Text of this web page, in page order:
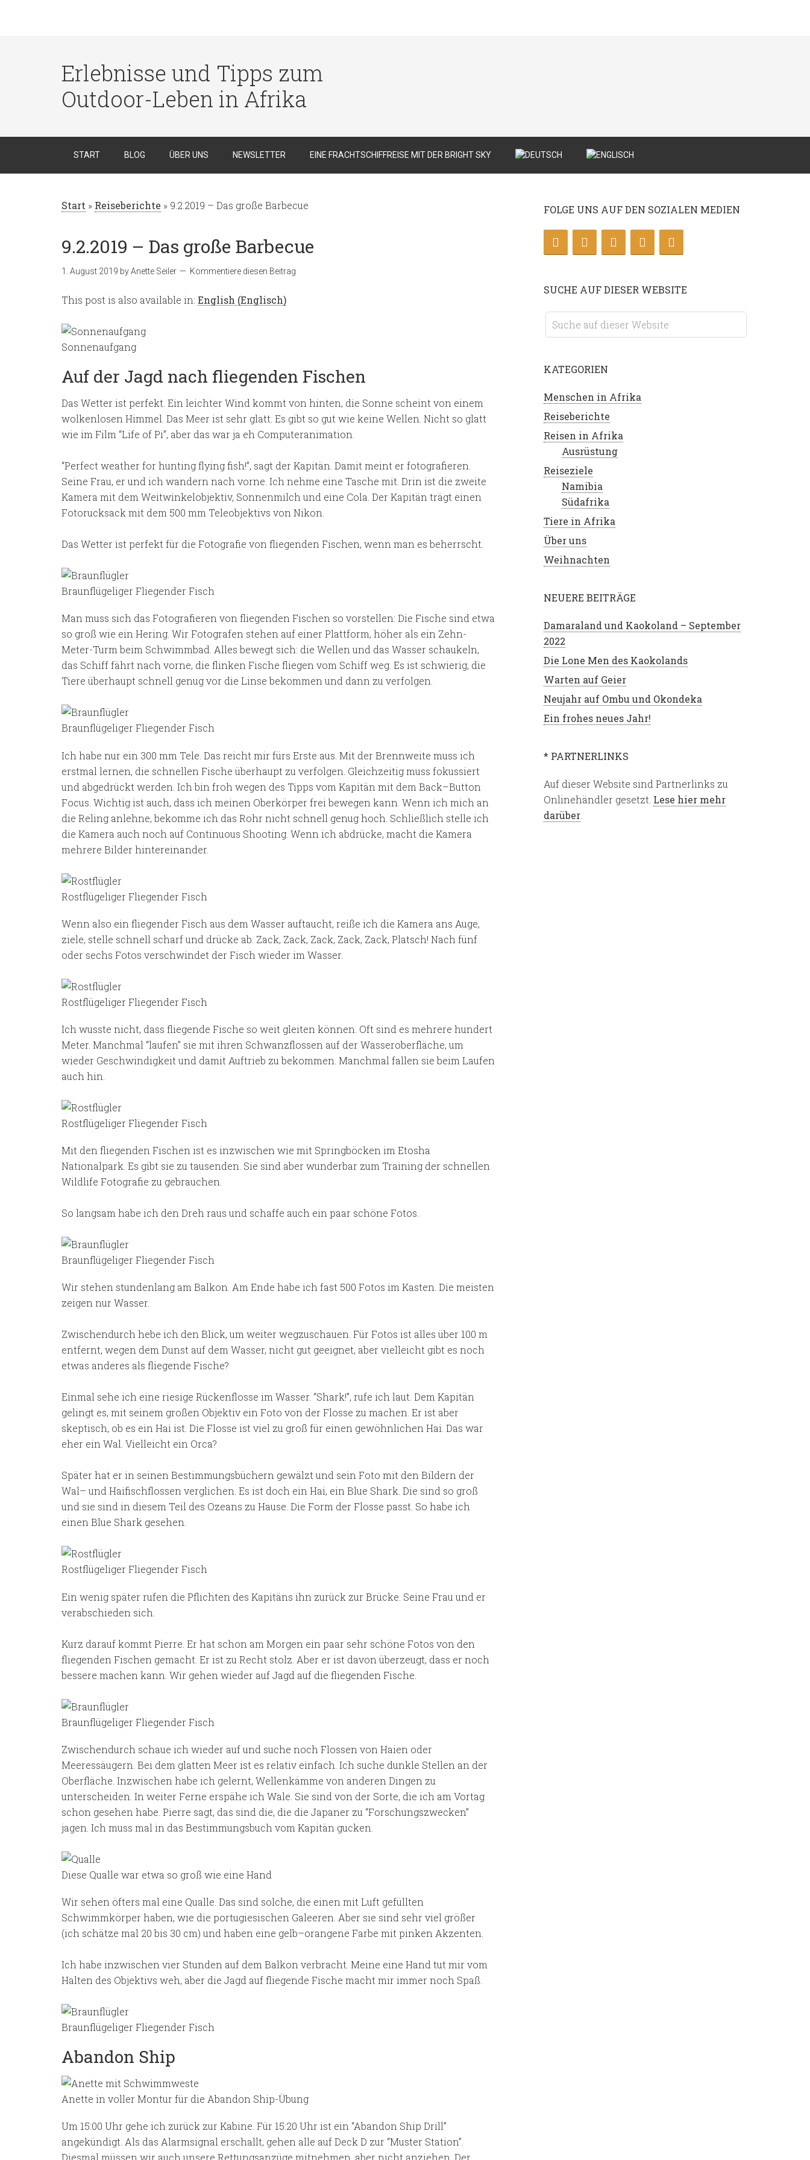
Erlebnisse und Tipps zum
Outdoor-Leben in Afrika
START BLOG ÜBER UNS NEWSLETTER EINE FRACHTSCHIFFREISE MIT DER BRIGHT SKY
Start » Reiseberichte » 9.2.2019 – Das große Barbecue
9.2.2019 – Das große Barbecue
1. August 2019 byAnette Seiler Kommentiere diesen Beitrag
This post is also available in: English (Englisch)
Sonnenaufgang
Auf der Jagd nach fliegenden Fischen
Das Wetter ist perfekt. Ein leichter Wind kommt von hinten, die Sonne scheint von einem
wolkenlosen Himmel. Das Meer ist sehr glatt. Es gibt so gut wie keine Wellen. Nicht so glatt
wie im Film “Life of Pi”, aber das war ja eh Computeranimation.
“Perfect weather for hunting flying fish!”, sagt der Kapitän. Damit meint er fotografieren.
Seine Frau, er und ich wandern nach vorne. Ich nehme eine Tasche mit. Drin ist die zweite
Kamera mit dem Weitwinkelobjektiv, Sonnenmilch und eine Cola. Der Kapitän trägt einen
Fotorucksack mit dem 500 mm Teleobjektivs von Nikon.
Das Wetter ist perfekt für die Fotografie von fliegenden Fischen, wenn man es beherrscht.
Braunflügeliger Fliegender Fisch
Man muss sich das Fotografieren von fliegenden Fischen so vorstellen: Die Fische sind etwa
so groß wie ein Hering. Wir Fotografen stehen auf einer Plattform, höher als ein Zehn-
Meter-Turm beim Schwimmbad. Alles bewegt sich: die Wellen und das Wasser schaukeln,
das Schiff fährt nach vorne, die flinken Fische fliegen vom Schiff weg. Es ist schwierig, die
Tiere überhaupt schnell genug vor die Linse bekommen und dann zu verfolgen.
Braunflügeliger Fliegender Fisch
Ich habe nur ein 300 mm Tele. Das reicht mir fürs Erste aus. Mit der Brennweite muss ich
erstmal lernen, die schnellen Fische überhaupt zu verfolgen. Gleichzeitig muss fokussiert
und abgedrückt werden. Ich bin froh wegen des Tipps vom Kapitän mit dem Back–Button
Focus. Wichtig ist auch, dass ich meinen Oberkörper frei bewegen kann. Wenn ich mich an
die Reling anlehne, bekomme ich das Rohr nicht schnell genug hoch. Schließlich stelle ich
die Kamera auch noch auf Continuous Shooting. Wenn ich abdrücke, macht die Kamera
mehrere Bilder hintereinander.
Rostflügeliger Fliegender Fisch
Wenn also ein fliegender Fisch aus dem Wasser auftaucht, reiße ich die Kamera ans Auge,
ziele, stelle schnell scharf und drücke ab. Zack, Zack, Zack, Zack, Zack, Platsch! Nach fünf
oder sechs Fotos verschwindet der Fisch wieder im Wasser.
Rostflügeliger Fliegender Fisch
Ich wusste nicht, dass fliegende Fische so weit gleiten können. Oft sind es mehrere hundert
Meter. Manchmal “laufen” sie mit ihren Schwanzflossen auf der Wasseroberfläche, um
wieder Geschwindigkeit und damit Auftrieb zu bekommen. Manchmal fallen sie beim Laufen
auch hin.
Rostflügeliger Fliegender Fisch
Mit den fliegenden Fischen ist es inzwischen wie mit Springböcken im Etosha
Nationalpark. Es gibt sie zu tausenden. Sie sind aber wunderbar zum Training der schnellen
Wildlife Fotografie zu gebrauchen.
So langsam habe ich den Dreh raus und schaffe auch ein paar schöne Fotos.
Braunflügeliger Fliegender Fisch
Wir stehen stundenlang am Balkon. Am Ende habe ich fast 500 Fotos im Kasten. Die meisten
zeigen nur Wasser.
Zwischendurch hebe ich den Blick, um weiter wegzuschauen. Für Fotos ist alles über 100 m
entfernt, wegen dem Dunst auf dem Wasser, nicht gut geeignet, aber vielleicht gibt es noch
etwas anderes als fliegende Fische?
Einmal sehe ich eine riesige Rückenflosse im Wasser. “Shark!”, rufe ich laut. Dem Kapitän
gelingt es, mit seinem großen Objektiv ein Foto von der Flosse zu machen. Er ist aber
skeptisch, ob es ein Hai ist. Die Flosse ist viel zu groß für einen gewöhnlichen Hai. Das war
eher ein Wal. Vielleicht ein Orca?
Später hat er in seinen Bestimmungsbüchern gewälzt und sein Foto mit den Bildern der
Wal– und Haifischflossen verglichen. Es ist doch ein Hai, ein Blue Shark. Die sind so groß
und sie sind in diesem Teil des Ozeans zu Hause. Die Form der Flosse passt. So habe ich
einen Blue Shark gesehen.
Rostflügeliger Fliegender Fisch
Ein wenig später rufen die Pflichten des Kapitäns ihn zurück zur Brücke. Seine Frau und er
verabschieden sich.
Kurz darauf kommt Pierre. Er hat schon am Morgen ein paar sehr schöne Fotos von den
fliegenden Fischen gemacht. Er ist zu Recht stolz. Aber er ist davon überzeugt, dass er noch
bessere machen kann. Wir gehen wieder auf Jagd auf die fliegenden Fische.
Braunflügeliger Fliegender Fisch
Zwischendurch schaue ich wieder auf und suche noch Flossen von Haien oder
Meeressäugern. Bei dem glatten Meer ist es relativ einfach. Ich suche dunkle Stellen an der
Oberfläche. Inzwischen habe ich gelernt, Wellenkämme von anderen Dingen zu
unterscheiden. In weiter Ferne erspähe ich Wale. Sie sind von der Sorte, die ich am Vortag
schon gesehen habe. Pierre sagt, das sind die, die die Japaner zu “Forschungszwecken”
jagen. Ich muss mal in das Bestimmungsbuch vom Kapitän gucken.
Diese Qualle war etwa so groß wie eine Hand
Wir sehen öfters mal eine Qualle. Das sind solche, die einen mit Luft gefüllten
Schwimmkörper haben, wie die portugiesischen Galeeren. Aber sie sind sehr viel größer
(ich schätze mal 20 bis 30 cm) und haben eine gelb–orangene Farbe mit pinken Akzenten.
Ich habe inzwischen vier Stunden auf dem Balkon verbracht. Meine eine Hand tut mir vom
Halten des Objektivs weh, aber die Jagd auf fliegende Fische macht mir immer noch Spaß.
Braunflügeliger Fliegender Fisch
Abandon Ship
Anette in voller Montur für die Abandon Ship-Übung
Um 15:00 Uhr gehe ich zurück zur Kabine. Für 15:20 Uhr ist ein “Abandon Ship Drill”
angekündigt. Als das Alarmsignal erschallt, gehen alle auf Deck D zur “Muster Station”.
Diesmal müssen wir auch unsere Rettungsanzüge mitnehmen, aber nicht anziehen. Der
FOLGE UNS AUF DEN SOZIALEN MEDIEN
SUCHE AUF DIESER WEBSITE
KATEGORIEN
Menschen in Afrika
Reiseberichte
Reisen in Afrika
Ausrüstung
Reiseziele
Namibia
Südafrika
Tiere in Afrika
Über uns
Weihnachten
NEUERE BEITRÄGE
Damaraland und Kaokoland – September
2022
Die Lone Men des Kaokolands
Warten auf Geier
Neujahr auf Ombu und Okondeka
Ein frohes neues Jahr!
* PARTNERLINKS
Auf dieser Website sind Partnerlinks zu
Onlinehändler gesetzt. Lese hier mehr
darüber